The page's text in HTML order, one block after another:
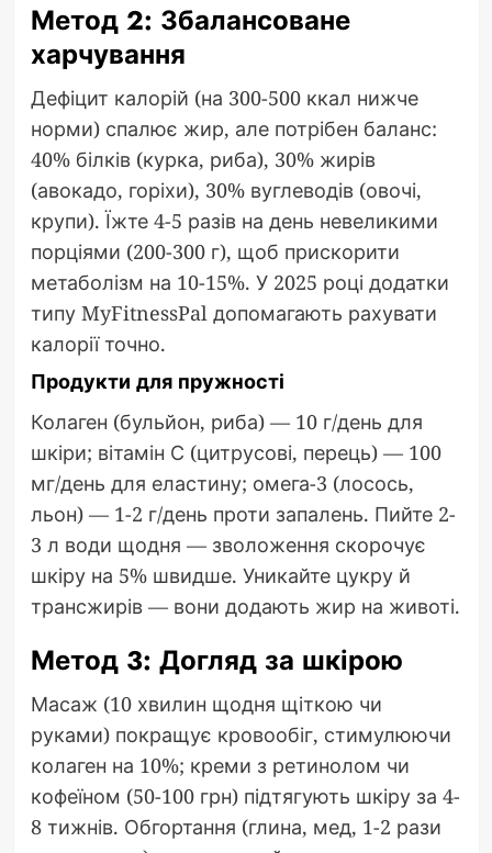
Метод 2: Збалансоване
харчування
Дефіцит калорій (на 300-500 ккал нижче
норми) спалює жир, але потрібен баланс:
40% білків (курка, риба), 30% жирів
(авокадо, горіхи), 30% вуглеводів (овочі,
крупи). Їжте 4-5 разів на день невеликими
порціями (200-300 г), щоб прискорити
метаболізм на 10-15%. У 2025 році додатки
типу MyFitnessPal допомагають рахувати
калорії точно.
Продукти для пружності
Колаген (бульйон, риба) — 10 г/день для
шкіри; вітамін С (цитрусові, перець) — 100
мг/день для еластину; омега-3 (лосось,
льон) — 1-2 г/день проти запалень. Пийте 2-
3 л води щодня — зволоження скорочує
шкіру на 5% швидше. Уникайте цукру й
трансжирів — вони додають жир на животі.
Метод 3: Догляд за шкірою
Масаж (10 хвилин щодня щіткою чи
руками) покращує кровообіг, стимулюючи
колаген на 10%; креми з ретинолом чи
кофеїном (50-100 грн) підтягують шкіру за 4-
8 тижнів. Обгортання (глина, мед, 1-2 рази